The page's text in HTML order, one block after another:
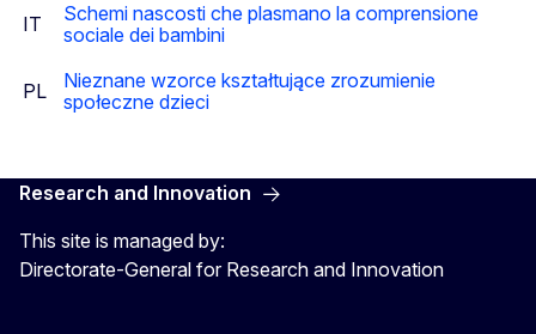
IT
Schemi nascosti che plasmano la comprensione
sociale dei bambini
PL
Nieznane wzorce kształtujące zrozumienie
społeczne dzieci
Research and Innovation
This site is managed by:
Directorate-General for Research and Innovation